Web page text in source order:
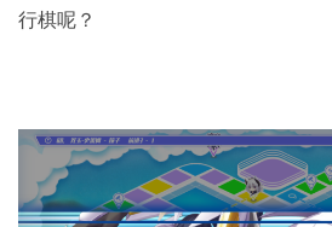
行棋呢？